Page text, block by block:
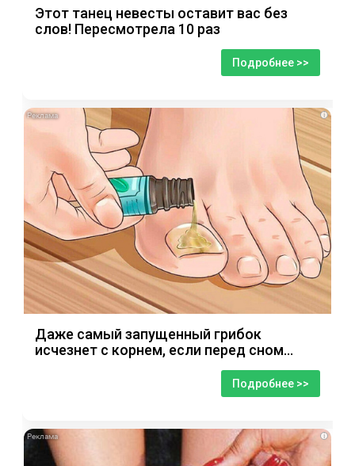
Этот танец невесты оставит вас без
слов! Пересмотрела 10 раз
Подробнее >>
i
Даже самый запущенный грибок
исчезнет с корнем, если перед сном…
Подробнее >>
i